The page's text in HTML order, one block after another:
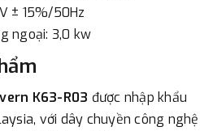
khác với địa điểm thanh toán
ngoài nội thành Hà Nội.
100% giá trị hàng + phí vận
trong chính sách vận chuyển
khoản trước khi giao hàng.
± 15%/50Hz
ngoại: 3,0 kw
K63-R03 được nhập khẩu
với dây chuyền công nghệ